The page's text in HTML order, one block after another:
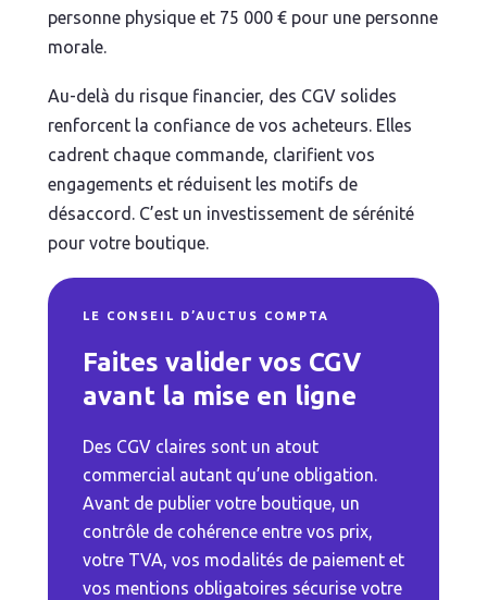
personne physique et 75 000 € pour une personne
morale.
Au-delà du risque financier, des CGV solides
renforcent la confiance de vos acheteurs. Elles
cadrent chaque commande, clarifient vos
engagements et réduisent les motifs de
désaccord. C’est un investissement de sérénité
pour votre boutique.
LE CONSEIL D’AUCTUS COMPTA
Faites valider vos CGV
avant la mise en ligne
Des CGV claires sont un atout
commercial autant qu’une obligation.
Avant de publier votre boutique, un
contrôle de cohérence entre vos prix,
votre TVA, vos modalités de paiement et
vos mentions obligatoires sécurise votre